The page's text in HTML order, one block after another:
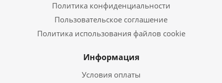
Политика конфиденциальности
Пользовательское соглашение
Политика использования файлов cookie
Информация
Условия оплаты